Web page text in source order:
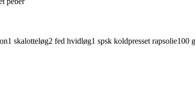
1 skalotteløg2 fed hvidløg1 spsk koldpresset rapsolie100 g